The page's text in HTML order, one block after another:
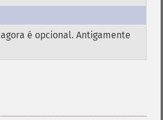
agora é opcional. Antigamente